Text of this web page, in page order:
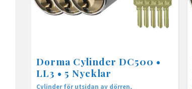
Dorma Cylinder DC500 •
LL3 • 5 Nycklar
Cylinder för utsidan av dörren,